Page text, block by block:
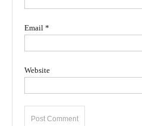
Email *
Website